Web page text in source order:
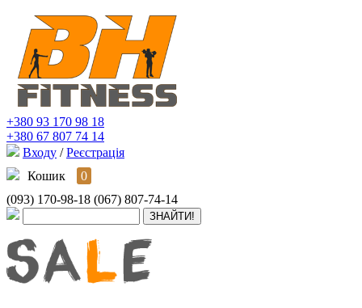
+380 93 170 98 18
+380 67 807 74 14
Входу / Реєстрація
Кошик
0
(093) 170-98-18 (067) 807-74-14